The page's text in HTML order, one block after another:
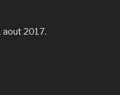
aout 2017.